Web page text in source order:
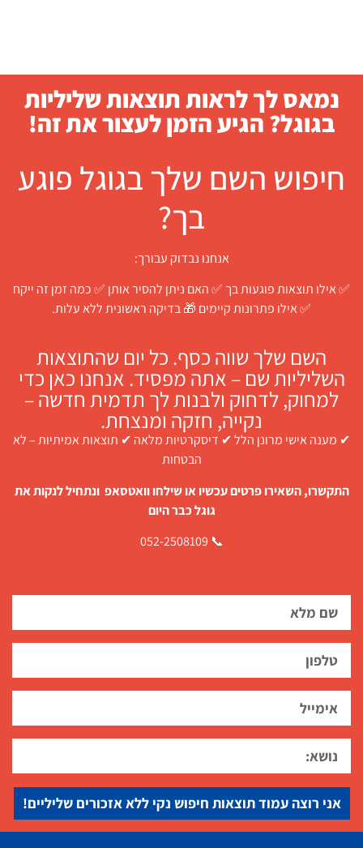
נמאס לך לראות תוצאות שליליות
בגוגל? הגיע הזמן לעצור את זה!
חיפוש השם שלך בגוגל פוגע
בך?
אנחנו נבדוק עבורך:
✅ אילו תוצאות פוגעות בך ✅ האם ניתן להסיר אותן ✅ כמה זמן זה ייקח
✅ אילו פתרונות קיימים 🎁 בדיקה ראשונית ללא עלות.
השם שלך שווה כסף. כל יום שהתוצאות
השליליות שם – אתה מפסיד. אנחנו כאן כדי
למחוק, לדחוק ולבנות לך תדמית חדשה –
נקייה, חזקה ומנצחת.
✔ מענה אישי מרונן הלל ✔ דיסקרטיות מלאה ✔ תוצאות אמיתיות – לא
הבטחות
התקשרו, השאירו פרטים עכשיו או שילחו וואטסאפ ונתחיל לנקות את
גוגל כבר היום
📞 052-2508109
אני רוצה עמוד תוצאות חיפוש נקי ללא אזכורים שליליים!